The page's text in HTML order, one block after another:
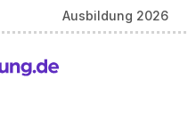
Ausbildung 2026